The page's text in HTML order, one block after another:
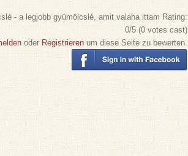
- a legjobb gyümölcslé, amit valaha ittam Rating:
0/5 (0votes cast)
oderRegistrierenum diese Seite zu bewerten.